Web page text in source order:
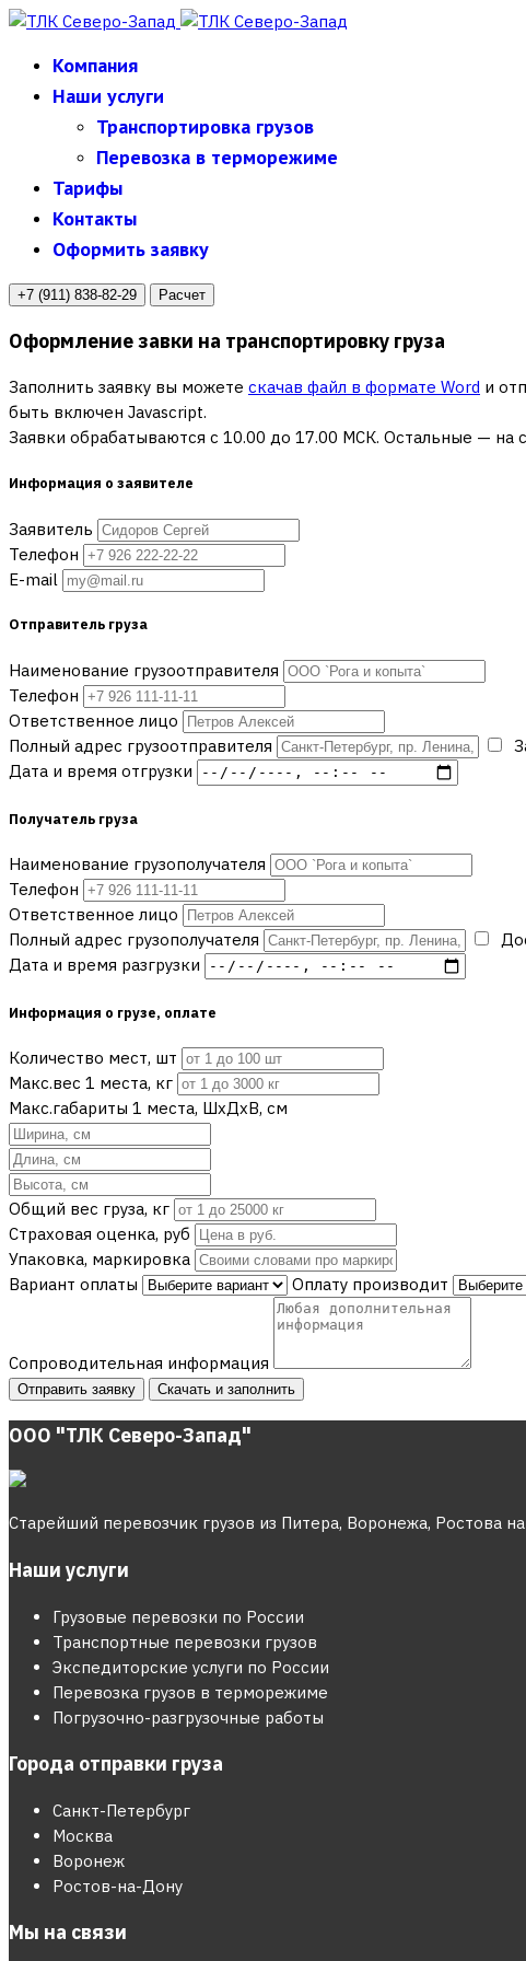
Компания
Наши услуги
Транспортировка грузов
Перевозка в терморежиме
Тарифы
Контакты
Оформить заявку
+7 (911) 838-82-29 Расчет
Оформление завки на транспортировку груза
Заполнить заявку вы можете скачав файл в формате Word и
быть включен Javascript.
Заявки обрабатываются с 10.00 до 17.00 МСК. Остальные — на
Информация о заявителе
Заявитель
Телефон
E-mail
Отправитель груза
Наименование грузоотправителя
Телефон
Ответственноe лицо
Полный адрес грузоотправителя
Дата и время отгрузки
Получатель груза
Наименование грузополучателя
Телефон
Ответственноe лицо
Полный адрес грузополучателя
Дата и время разгрузки
Информация о грузе, оплате
Количество мест, шт
Макс.вес 1 места, кг
Макс.габариты 1 места, ШхДхВ, см
Общий вес груза, кг
Страховая оценка, руб
Упаковка, маркировка
Вариант оплаты
Оплату производит
Сопроводительная информация
Отправить заявку Скачать и заполнить
ООО "ТЛК Северо-Запад"
Старейший перевозчик грузов из Питера, Воронежа, Ростова
Наши услуги
Грузовые перевозки по России
Транспортные перевозки грузов
Экспедиторские услуги по России
Перевозка грузов в терморежиме
Погрузочно-разгрузочные работы
Города отправки груза
Санкт-Петербург
Москва
Воронеж
Ростов-на-Дону
Мы на связи